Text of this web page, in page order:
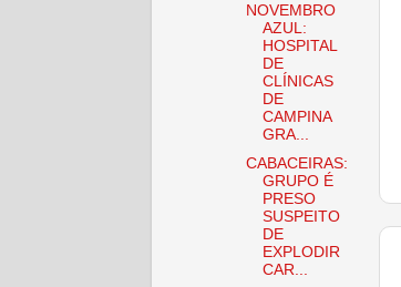
NOVEMBRO
AZUL:
HOSPITAL
DE
CLÍNICAS
DE
CAMPINA
GRA...
CABACEIRAS:
GRUPO É
PRESO
SUSPEITO
DE
EXPLODIR
CAR...